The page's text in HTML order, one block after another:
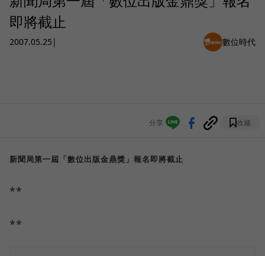
即將截止
2007.05.25 | 數位時代
分享 收藏
新聞局第一屆「數位出版金鼎獎」報名即將截止
**
**